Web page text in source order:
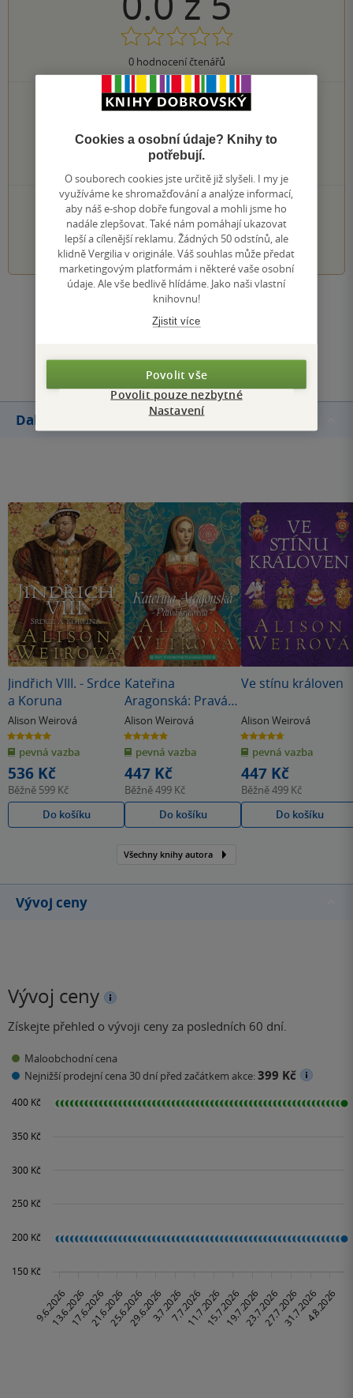
0hodnocení čtenářů
0×
5 hvězdiček
0×
3 hvězdičky
0×
2 hvězdičky
0×
PŘIDEJTE SVÉ HODNOCENÍ KNIHY
1 2 3 4 5
Zobrazit všechna hodnocení
Další knihy autora
Jindřich VIII. - Srdce
a Koruna
Alison Weirová
5.0
z
5
hvězdiček
pevná vazba
536 Kč
Běžně 599 Kč
Do košíku
Kateřina
Aragonská: Pravá
královna
Alison Weirová
4.9
z
5
hvězdiček
pevná vazba
447 Kč
Běžně499 Kč
Do košíku
Ve stínu královen
Alison Weirová
4.7
z
5
hvězdiček
pevná vazba
447 Kč
Běžně499 Kč
Do košíku
Všechny knihy autora
Vývoj ceny
Vývoj ceny
Získejte přehled o vývoji ceny za posledních 60 dní.
Maloobchodní cena
Nejnižší prodejní cena 30 dní před začátkem akce:399 Kč
Cookies a osobní údaje? Knihy to
potřebují.
O souborech cookies jste určitě již slyšeli. I my je
využíváme ke shromažďování a analýze informací,
aby náš e-shop dobře fungoval a mohli jsme ho
nadále zlepšovat. Také nám pomáhají ukazovat
lepší a cílenější reklamu. Žádných 50 odstínů, ale
klidně Vergilia v originále. Váš souhlas může předat
marketingovým platformám i některé vaše osobní
údaje. Ale vše bedlivě hlídáme. Jako naši vlastní
knihovnu!
Zjistit více
Povolit vše
Povolit pouze nezbytné
Nastavení